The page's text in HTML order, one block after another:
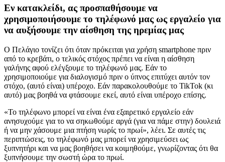
Εν κατακλείδι, ας προσπαθήσουμε να
χρησιμοποιήσουμε το τηλέφωνό μας ως εργαλείο για
να αυξήσουμε την αίσθηση της ηρεμίας μας
Ο Πελάγιο τονίζει ότι όταν πρόκειται για χρήση smartphone πριν
από το κρεβάτι, ο τελικός στόχος πρέπει να είναι η αίσθηση
γαλήνης αφού ελέγξουμε το τηλέφωνό μας. Εάν το
χρησιμοποιούμε για διαλογισμό πριν ο ύπνος επιτύχει αυτόν τον
στόχο, (αυτό είναι) υπέροχο. Εάν παρακολουθούμε το TikTok (κι
αυτό) μας βοηθά να φτάσουμε εκεί, αυτό είναι υπέροχο επίσης.
«Το τηλέφωνο μπορεί να είναι ένα εξαιρετικό εργαλείο εάν
ανησυχούμε για το να σηκωθούμε αργά (για να πάμε στην) δουλειά
ή να μην χάσουμε μια πτήση νωρίς το πρωί», λέει. Σε αυτές τις
περιπτώσεις, το τηλέφωνό μας μπορεί να χρησιμεύσει ως
ξυπνητήρι και να μας βοηθήσει να κοιμηθούμε, γνωρίζοντας ότι θα
ξυπνήσουμε την σωστή ώρα το πρωί.